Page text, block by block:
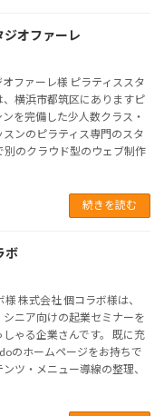
ジオファーレ
ファーレ様 ピラティススタ
、横浜市都筑区にありますピ
を完備した少人数クラス・
ンのピラティス専門のスタ
別のクラウド型のウェブ制作
続きを読む
ボ
株式会社 個コラボ様は、
ニア向けの起業セミナーを
ゃる企業さんです。 既に充
のホームページをお持ちで
ツ・メニュー導線の整理、